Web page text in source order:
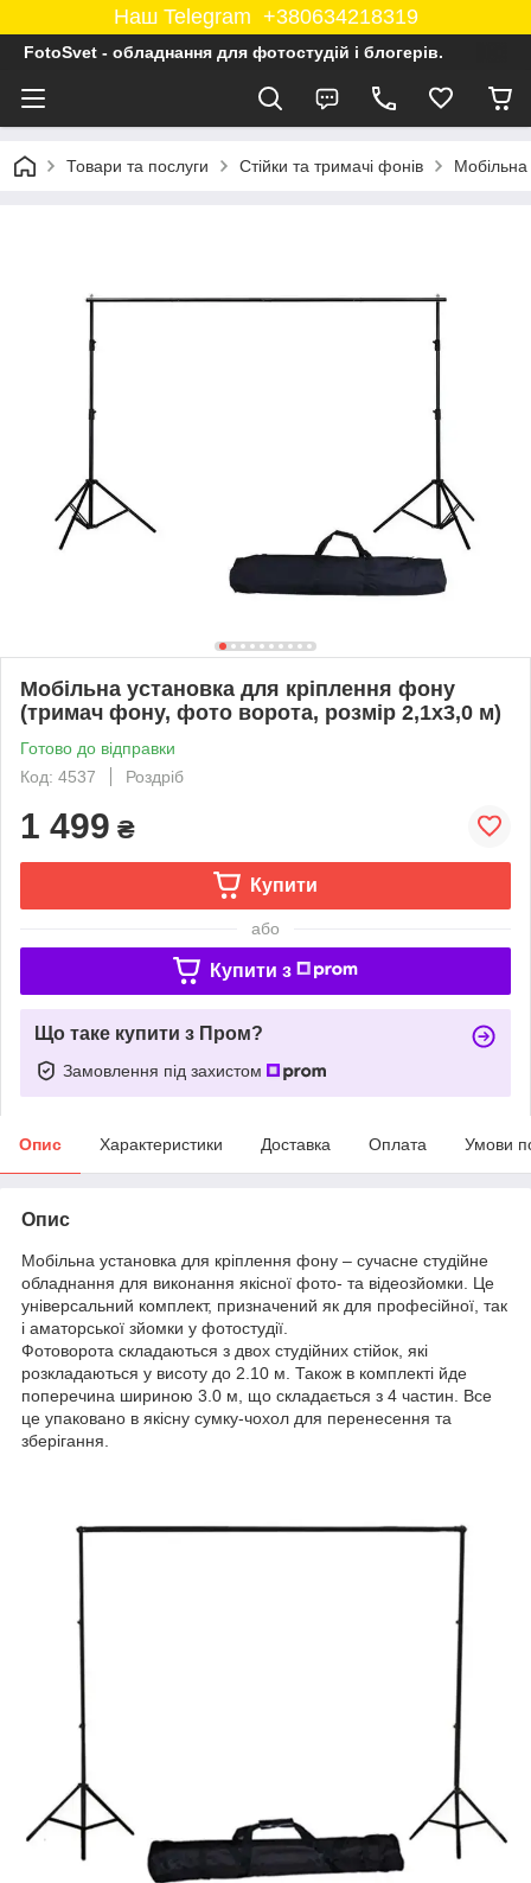
Наш Telegram +380634218319
FotoSvet - обладнання для фотостудій і блогерів.
Товари та послуги Стійки та тримачі фонів
Мобільна установка для кріплення фону
(тримач фону, фото ворота, розмір 2,1х3,0 м)
Готово до відправки
Код: 4537
Роздріб
1 499 ₴
Купити
або
Купити з
Що таке купити з Пром?
Замовлення під захистом
Опис Характеристики Доставка Оплата Умови
Опис
Мобільна установка для кріплення фону – сучасне студійне
обладнання для виконання якісної фото- та відеозйомки. Це
універсальний комплект, призначений як для професійної, так
і аматорської зйомки у фотостудії.
Фотоворота складаються з двох студійних стійок, які
розкладаються у висоту до 2.10 м. Також в комплекті йде
поперечина шириною 3.0 м, що складається з 4 частин. Все
це упаковано в якісну сумку-чохол для перенесення та
зберігання.